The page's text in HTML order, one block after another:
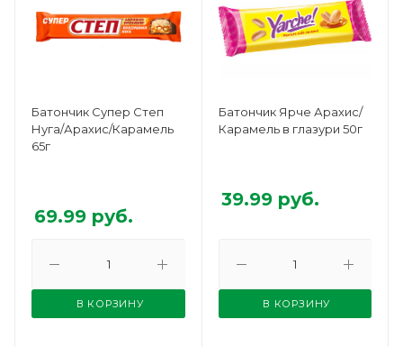
Батончик Супер Степ
Нуга/Арахис/Карамель
65г
69.99 руб.
В КОРЗИНУ
Батончик Ярче Арахис/
Карамель в глазури 50г
39.99руб.
В КОРЗИНУ